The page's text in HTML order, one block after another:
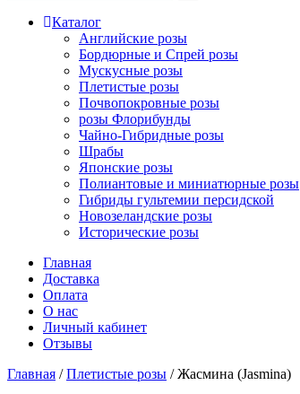
Каталог
Английские розы
Бордюрные и Спрей розы
Мускусные розы
Плетистые розы
Почвопокровные розы
розы Флорибунды
Чайно-Гибридные розы
Шрабы
Японские розы
Полиантовые и миниатюрные розы
Гибриды гультемии персидской
Новозеландские розы
Исторические розы
Главная
Доставка
Оплата
О нас
Личный кабинет
Отзывы
Главная /Плетистые розы / Жасмина (Jasmina)